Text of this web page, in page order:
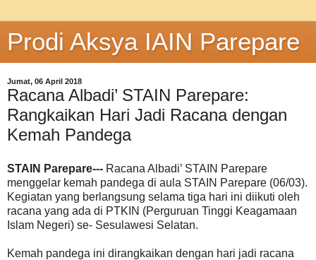
Prodi Aksya IAIN Parepare
Jumat, 06 April 2018
Racana Albadi’ STAIN Parepare:
Rangkaikan Hari Jadi Racana dengan
Kemah Pandega
STAIN Parepare--- Racana Albadi’ STAIN Parepare
menggelar kemah pandega di aula STAIN Parepare (06/03).
Kegiatan yang berlangsung selama tiga hari ini diikuti oleh
racana yang ada di PTKIN (Perguruan Tinggi Keagamaan
Islam Negeri) se- Sesulawesi Selatan.
Kemah pandega ini dirangkaikan dengan hari jadi racana